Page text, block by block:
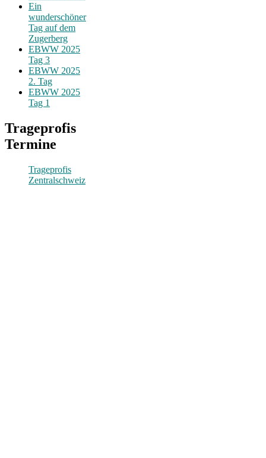
Ein
wunderschöner
Tag auf dem
Zugerberg
EBWW 2025
Tag 3
EBWW 2025
2. Tag
EBWW 2025
Tag 1
Trageprofis
Termine
Trageprofis
Zentralschweiz